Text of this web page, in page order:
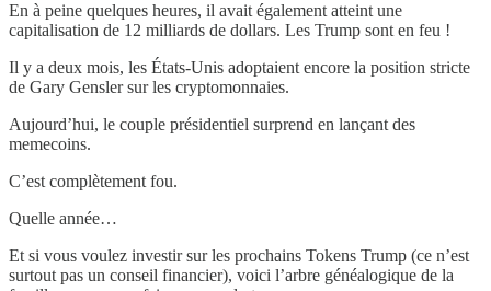
En à peine quelques heures, il avait également atteint une
capitalisation de 12 milliards de dollars. Les Trump sont en feu !
Il y a deux mois, les États-Unis adoptaient encore la position stricte
de Gary Gensler sur les cryptomonnaies.
Aujourd’hui, le couple présidentiel surprend en lançant des
memecoins.
C’est complètement fou.
Quelle année…
Et si vous voulez investir sur les prochains Tokens Trump (ce n’est
surtout pas un conseil financier), voici l’arbre généalogique de la